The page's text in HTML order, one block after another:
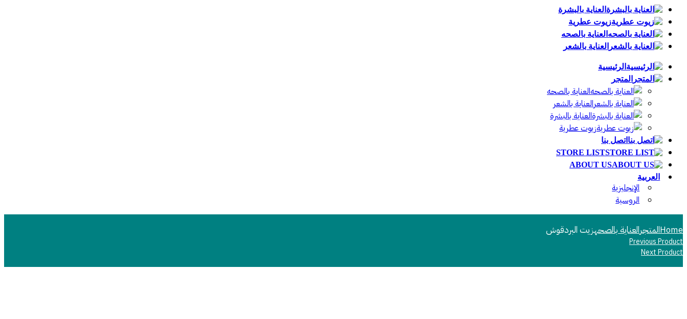
العناية بالبشرة
زيوت عطرية
العناية بالصحه
العناية بالشعر
الرئيسية
المتجر
العناية بالصحه
العناية بالشعر
العناية بالبشرة
زيوت عطرية
اتصل بنا
STORE LIST
ABOUT US
العربية
الإنجليزية
الروسية
Homeالمتجرالعناية بالصحهزيت البردقوش
Previous Product
Next Product